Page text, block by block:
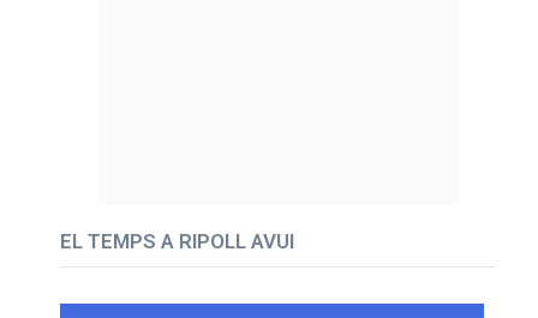
EL TEMPS A RIPOLL AVUI